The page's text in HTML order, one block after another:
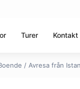
Turer Kontakt
/ Avresa från